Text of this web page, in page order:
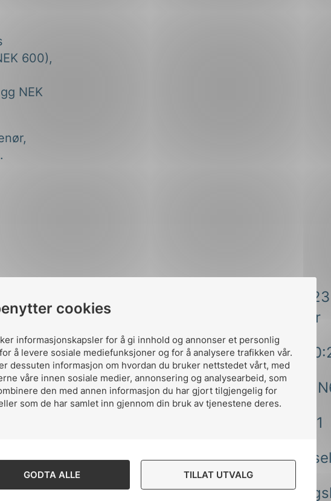
cookies
informasjonskapsler for å gi innhold og annonser et personlig
å levere sosiale mediefunksjoner og for å analysere trafikken vår.
dessuten informasjon om hvordan du bruker nettstedet vårt, med
våre innen sosiale medier, annonsering og analysearbeid, som
den med annen informasjon du har gjort tilgjengelig for
som de har samlet inn gjennom din bruk av tjenestene deres.
GODTA ALLE TILLAT UTVALG
600),
NEK
Seminar NEK
jernbaneinstallasjoner
Lansering av NEK
Lansering vegnormal
Eltransportforum 2021
El og ekom i
Brukerforum